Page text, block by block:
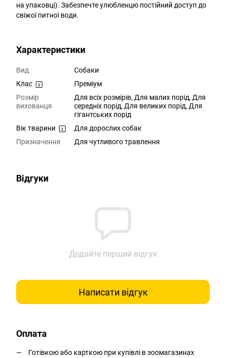
на упаковці). Забезпечте улюбленцю постійний доступ до
свіжої питної води.
Характеристики
Вид
Cобаки
Клас
Преміум
Розмір
вихованця
Для всіх розмірів, Для малих порід, Для
середніх порід, Для великих порід, Для
гігантських порід
Вік тварини
Для дорослих собак
Призначення
Для чутливого травлення
Відгуки
Додайте перший відгук
Написати відгук
Оплата
Готівкою або карткою при купівлі в зоомагазинах